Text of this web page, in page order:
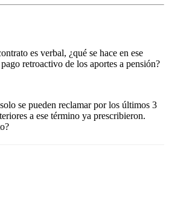
es verbal, ¿qué se hace en ese
retroactivo de los aportes a pensión?
se pueden reclamar por los últimos 3
a ese término ya prescribieron.